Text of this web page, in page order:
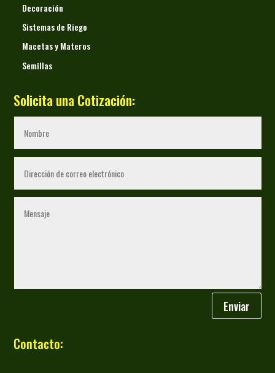
Decoración
Sistemas de Riego
Macetas y Materos
Semillas
Solicita una Cotización:
Enviar
Contacto: